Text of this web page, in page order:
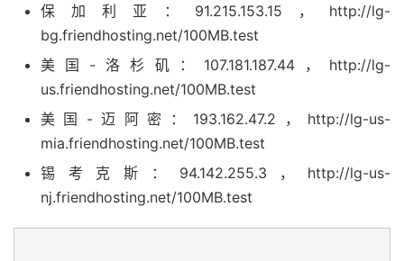
保加利亚：91.215.153.15，http://lg-
bg.friendhosting.net/100MB.test
美国-洛杉矶：107.181.187.44，http://lg-
us.friendhosting.net/100MB.test
美国-迈阿密：193.162.47.2，http://lg-us-
mia.friendhosting.net/100MB.test
锡考克斯：94.142.255.3，http://lg-us-
nj.friendhosting.net/100MB.test